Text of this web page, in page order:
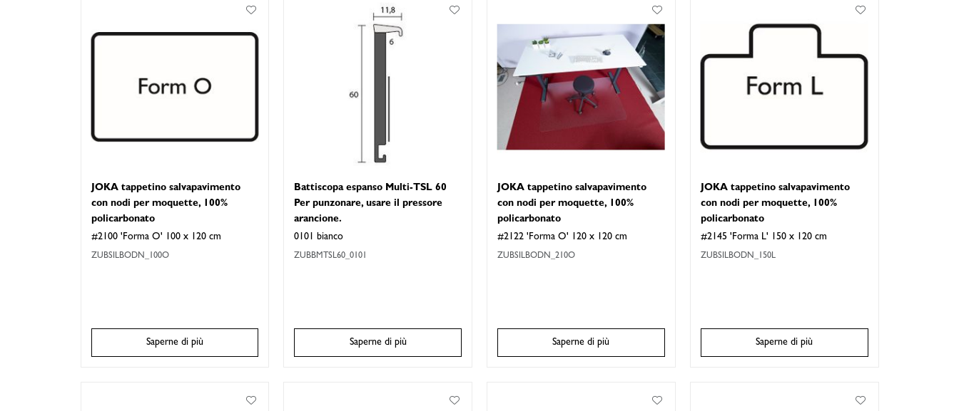
JOKA tappetino salvapavimento
con nodi per moquette, 100%
policarbonato
#2100 'Forma O' 100 x 120 cm
ZUBSILBODN_100O
Saperne di più
Battiscopa espanso Multi-TSL 60
Per punzonare, usare il pressore
arancione.
0101 bianco
ZUBBMTSL60_0101
Saperne di più
JOKA tappetino salvapavimento
con nodi per moquette, 100%
policarbonato
#2122 'Forma O' 120 x 120 cm
ZUBSILBODN_210O
Saperne di più
JOKA tappetino salvapavimento
con nodi per moquette, 100%
policarbonato
#2145 'Forma L' 150 x 120 cm
ZUBSILBODN_150L
Saperne di più